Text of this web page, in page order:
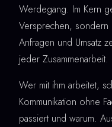
Werdegang. Im Kern
Versprechen, sondern
Anfragen und Umsatz
jeder Zusammenarbeit.
Wer mit ihm arbeitet,
Kommunikation ohne
passiert und warum.